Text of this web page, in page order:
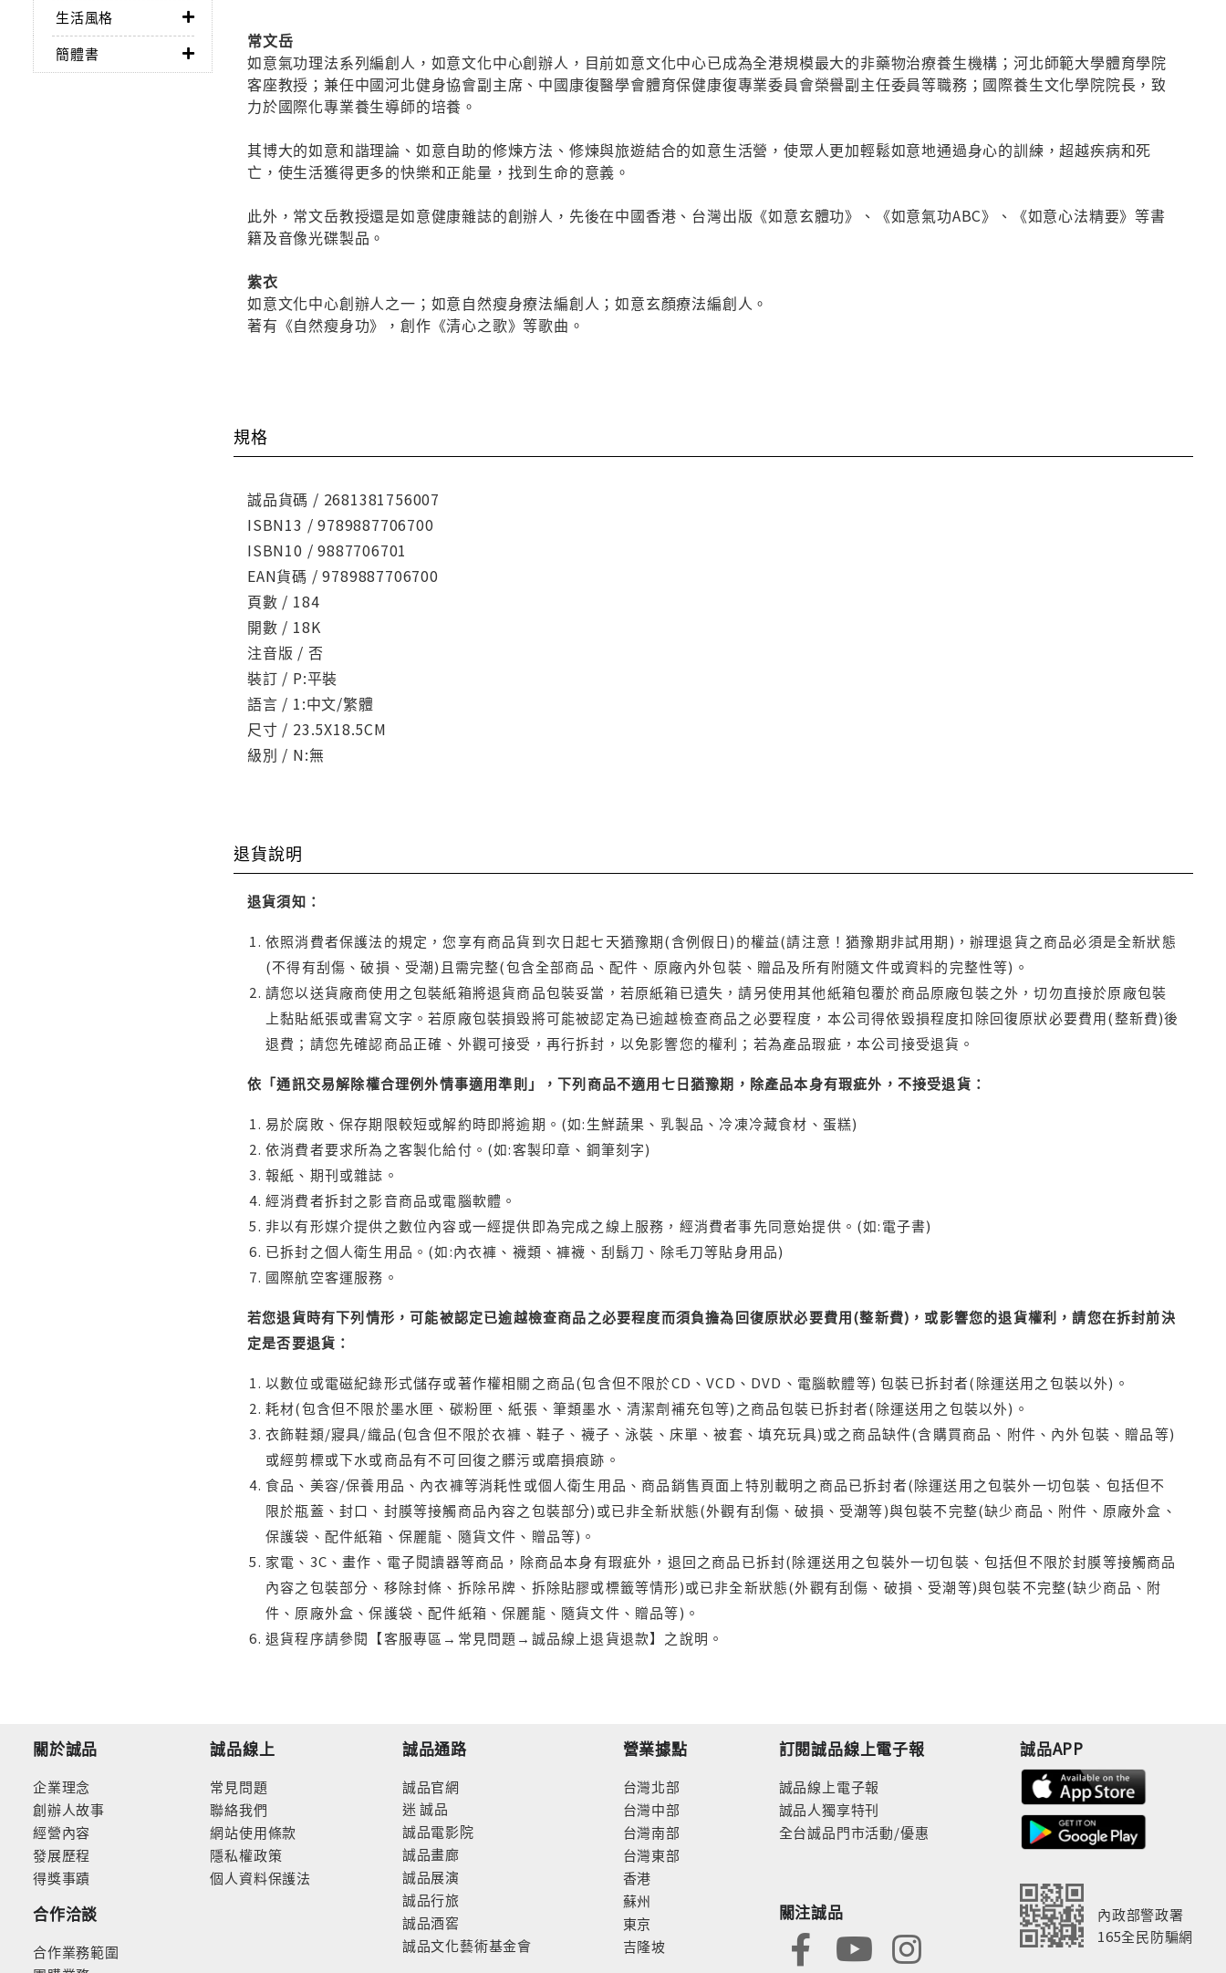
生活風格
簡體書
常文岳
如意氣功理法系列編創人，如意文化中心創辦人，目前如意文化中心已成為全港規模最大的非藥物治療養生機構；河北師範大學體育學院
客座教授；兼任中國河北健身協會副主席、中國康復醫學會體育保健康復專業委員會榮譽副主任委員等職務；國際養生文化學院院長，致
力於國際化專業養生導師的培養。
其博大的如意和諧理論、如意自助的修煉方法、修煉與旅遊結合的如意生活營，使眾人更加輕鬆如意地通過身心的訓練，超越疾病和死
亡，使生活獲得更多的快樂和正能量，找到生命的意義。
此外，常文岳教授還是如意健康雜誌的創辦人，先後在中國香港、台灣出版《如意玄體功》、《如意氣功ABC》、《如意心法精要》等書
籍及音像光碟製品。
紫衣
如意文化中心創辦人之一；如意自然瘦身療法編創人；如意玄顏療法編創人。
著有《自然瘦身功》，創作《清心之歌》等歌曲。
規格
誠品貨碼 / 2681381756007
ISBN13 / 9789887706700
ISBN10 / 9887706701
EAN貨碼 / 9789887706700
頁數 / 184
開數 / 18K
注音版 / 否
裝訂 / P:平裝
語言 / 1:中文/繁體
尺寸 / 23.5X18.5CM
級別 / N:無
退貨說明
退貨須知：
依照消費者保護法的規定，您享有商品貨到次日起七天猶豫期(含例假日)的權益(請注意！猶豫期非試用期)，辦理退貨之商品必須是全新狀態
(不得有刮傷、破損、受潮)且需完整(包含全部商品、配件、原廠內外包裝、贈品及所有附隨文件或資料的完整性等)。
請您以送貨廠商使用之包裝紙箱將退貨商品包裝妥當，若原紙箱已遺失，請另使用其他紙箱包覆於商品原廠包裝之外，切勿直接於原廠包裝
上黏貼紙張或書寫文字。若原廠包裝損毀將可能被認定為已逾越檢查商品之必要程度，本公司得依毀損程度扣除回復原狀必要費用(整新費)後
退費；請您先確認商品正確、外觀可接受，再行拆封，以免影響您的權利；若為產品瑕疵，本公司接受退貨。
依「通訊交易解除權合理例外情事適用準則」，下列商品不適用七日猶豫期，除產品本身有瑕疵外，不接受退貨：
易於腐敗、保存期限較短或解約時即將逾期。(如:生鮮蔬果、乳製品、冷凍冷藏食材、蛋糕)
依消費者要求所為之客製化給付。(如:客製印章、鋼筆刻字)
報紙、期刊或雜誌。
經消費者拆封之影音商品或電腦軟體。
非以有形媒介提供之數位內容或一經提供即為完成之線上服務，經消費者事先同意始提供。(如:電子書)
已拆封之個人衛生用品。(如:內衣褲、襪類、褲襪、刮鬍刀、除毛刀等貼身用品)
國際航空客運服務。
若您退貨時有下列情形，可能被認定已逾越檢查商品之必要程度而須負擔為回復原狀必要費用(整新費)，或影響您的退貨權利，請您在拆封前決
定是否要退貨：
以數位或電磁紀錄形式儲存或著作權相關之商品(包含但不限於CD、VCD、DVD、電腦軟體等) 包裝已拆封者(除運送用之包裝以外)。
耗材(包含但不限於墨水匣、碳粉匣、紙張、筆類墨水、清潔劑補充包等)之商品包裝已拆封者(除運送用之包裝以外)。
衣飾鞋類/寢具/織品(包含但不限於衣褲、鞋子、襪子、泳裝、床單、被套、填充玩具)或之商品缺件(含購買商品、附件、內外包裝、贈品等)
或經剪標或下水或商品有不可回復之髒污或磨損痕跡。
食品、美容/保養用品、內衣褲等消耗性或個人衛生用品、商品銷售頁面上特別載明之商品已拆封者(除運送用之包裝外一切包裝、包括但不
限於瓶蓋、封口、封膜等接觸商品內容之包裝部分)或已非全新狀態(外觀有刮傷、破損、受潮等)與包裝不完整(缺少商品、附件、原廠外盒、
保護袋、配件紙箱、保麗龍、隨貨文件、贈品等)。
家電、3C、畫作、電子閱讀器等商品，除商品本身有瑕疵外，退回之商品已拆封(除運送用之包裝外一切包裝、包括但不限於封膜等接觸商品
內容之包裝部分、移除封條、拆除吊牌、拆除貼膠或標籤等情形)或已非全新狀態(外觀有刮傷、破損、受潮等)與包裝不完整(缺少商品、附
件、原廠外盒、保護袋、配件紙箱、保麗龍、隨貨文件、贈品等)。
退貨程序請參閱【客服專區→常見問題→誠品線上退貨退款】之說明。
關於誠品
企業理念
創辦人故事
經營內容
發展歷程
得獎事蹟
合作洽談
合作業務範圍
誠品線上
常見問題
聯絡我們
網站使用條款
隱私權政策
個人資料保護法
誠品通路
誠品官網
迷 誠品
誠品電影院
誠品畫廊
誠品展演
誠品行旅
誠品酒窖
誠品文化藝術基金會
營業據點
台灣北部
台灣中部
台灣南部
台灣東部
香港
蘇州
東京
吉隆坡
訂閱誠品線上電子報
誠品線上電子報
誠品人獨享特刊
全台誠品門市活動/優惠
關注誠品
誠品APP
內政部警政署
165全民防騙網